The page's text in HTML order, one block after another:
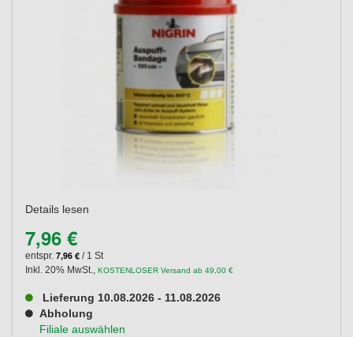
Details lesen
7,96 €
entspr. 7,96 € / 1 St
Inkl. 20% MwSt., KOSTENLOSER Versand ab 49,00 €
Lieferung 10.08.2026 - 11.08.2026
Abholung
Filiale auswählen